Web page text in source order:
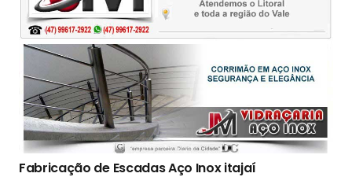
Fabricação de Escadas Aço Inox itajaí